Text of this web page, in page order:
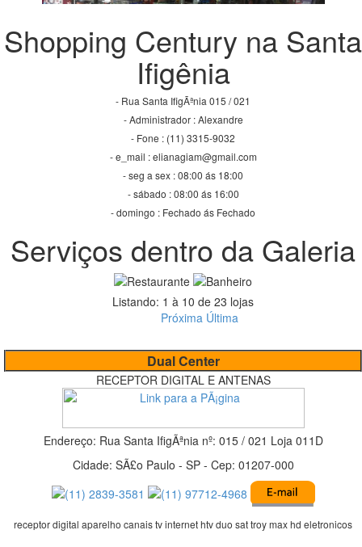
Shopping Century na Santa
Ifigênia
- Rua Santa IfigÃªnia 015 / 021
- Administrador : Alexandre
- Fone : (11) 3315-9032
- e_mail : elianagiam@gmail.com
- seg a sex : 08:00 ás 18:00
- sábado : 08:00 ás 16:00
- domingo : Fechado ás Fechado
Serviços dentro da Galeria
Listando: 1 à 10 de 23 lojas
Próxima Última
Dual Center
RECEPTOR DIGITAL E ANTENAS
Endereço: Rua Santa IfigÃªnianº: 015 / 021 Loja 011D
Cidade: SÃ£o Paulo - SP- Cep: 01207-000
receptor digital aparelho canais tv internet htv duo sat troy max hd eletronicos